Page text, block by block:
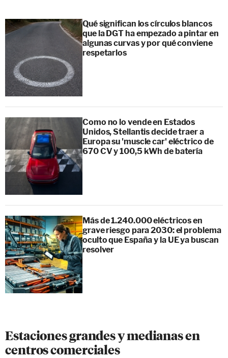
Qué significan los círculos blancos
que la DGT ha empezado a pintar en
algunas curvas y por qué conviene
respetarlos
Como no lo vende en Estados
Unidos, Stellantis decide traer a
Europa su 'muscle car' eléctrico de
670 CV y 100,5 kWh de batería
Más de 1.240.000 eléctricos en
grave riesgo para 2030: el problema
oculto que España y la UE ya buscan
resolver
Estaciones grandes y medianas en
centros comerciales